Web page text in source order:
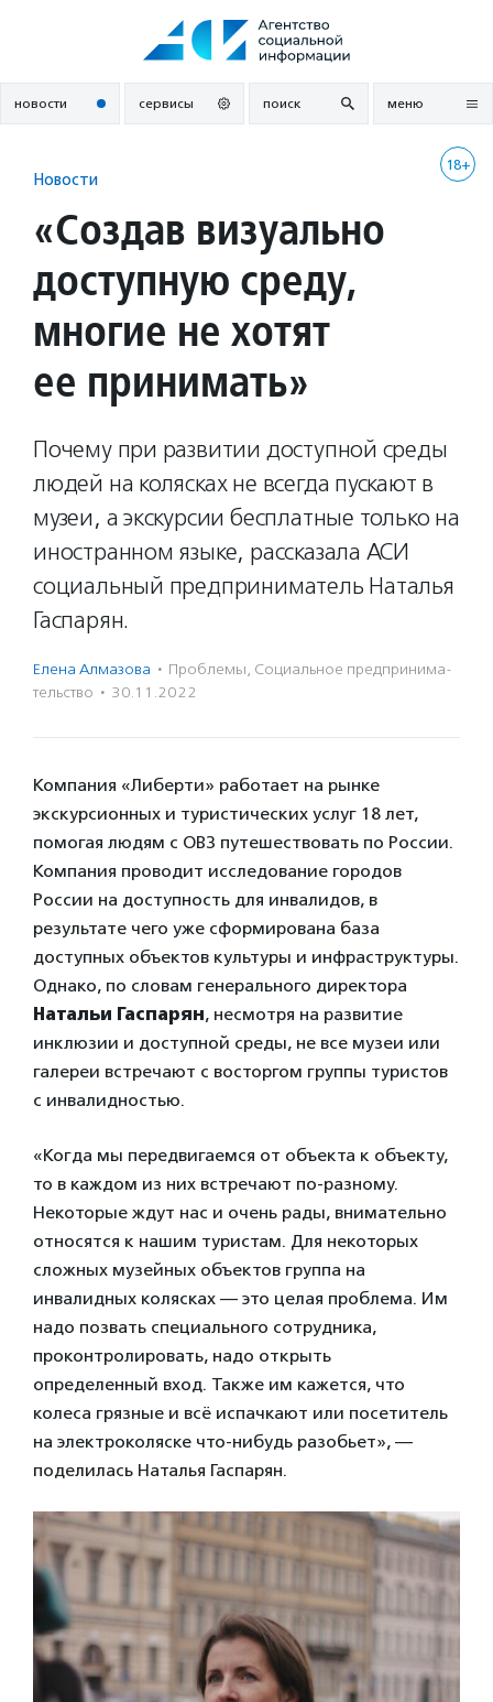
новости сервисы поиск меню
18+
Новости
«Создав визуально
доступную среду,
многие не хотят
ее принимать»
Почему при развитии доступной среды
людей на колясках не всегда пускают в
музеи, а экскурсии бесплатные только на
иностранном языке, рассказала АСИ
социальный предприниматель Наталья
Гаспарян.
Елена Алмазова · Проблемы, Социальное предпри­нима­
тель­ство · 30.11.2022
Компания «Либерти» работает на рынке
экскурсионных и туристических услуг 18 лет,
помогая людям с ОВЗ путешествовать по России.
Компания проводит исследование городов
России на доступность для инвалидов, в
результате чего уже сформирована база
доступных объектов культуры и инфраструктуры.
Однако, по словам генерального директора
Натальи Гаспарян, несмотря на развитие
инклюзии и доступной среды, не все музеи или
галереи встречают с восторгом группы туристов
с инвалидностью.
«Когда мы передвигаемся от объекта к объекту,
то в каждом из них встречают по-разному.
Некоторые ждут нас и очень рады, внимательно
относятся к нашим туристам. Для некоторых
сложных музейных объектов группа на
инвалидных колясках — это целая проблема. Им
надо позвать специального сотрудника,
проконтролировать, надо открыть
определенный вход. Также им кажется, что
колеса грязные и всё испачкают или посетитель
на электроколяске что-нибудь разобьет», —
поделилась Наталья Гаспарян.